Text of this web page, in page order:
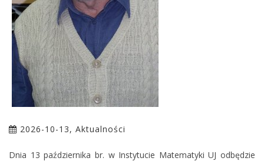
2026-10-13, Aktualności
Dnia 13 października br. w Instytucie Matematyki UJ odbędzie